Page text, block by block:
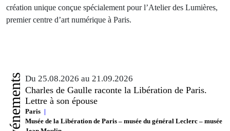
création unique conçue spécialement pour l’Atelier des Lumières,
premier centre d’art numérique à Paris.
Événements Du 25.08.2026 au 21.09.2026
Charles de Gaulle raconte la Libération de Paris.
Lettre à son épouse
Paris
Musée de la Libération de Paris – musée du général Leclerc – musée